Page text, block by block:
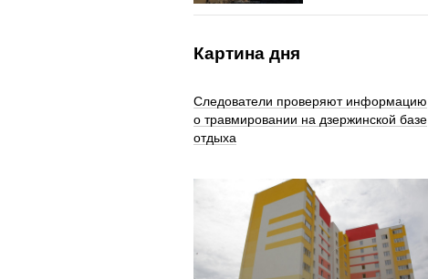
Картина дня
Следователи проверяют информацию
о травмировании на дзержинской базе
отдыха